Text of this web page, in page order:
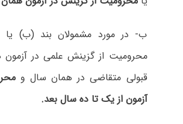
محرومیت از گزینش علمی در
قبولی متقاضی در همان سال و
آزمون از یک تا ده سال بعد.